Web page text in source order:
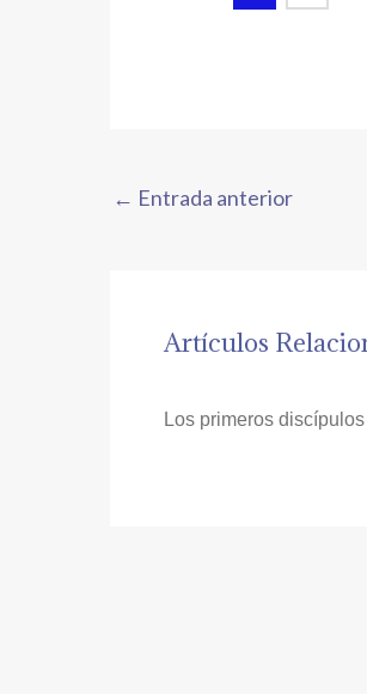
← Entrada anterior
Artículos
Los primeros discípulos